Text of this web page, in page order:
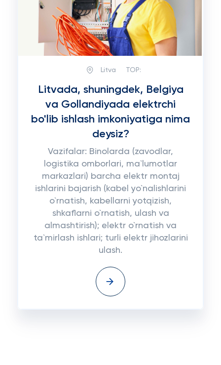
Litva TOP:
Litvada, shuningdek, Belgiya
va Gollandiyada elektrchi
bo'lib ishlash imkoniyatiga nima
deysiz?
Vazifalar: Binolarda (zavodlar,
logistika omborlari, ma`lumotlar
markazlari) barcha elektr montaj
ishlarini bajarish (kabel yo`nalishlarini
o`rnatish, kabellarni yotqizish,
shkaflarni o`rnatish, ulash va
almashtirish); elektr o`rnatish va
ta`mirlash ishlari; turli elektr jihozlarini
ulash.